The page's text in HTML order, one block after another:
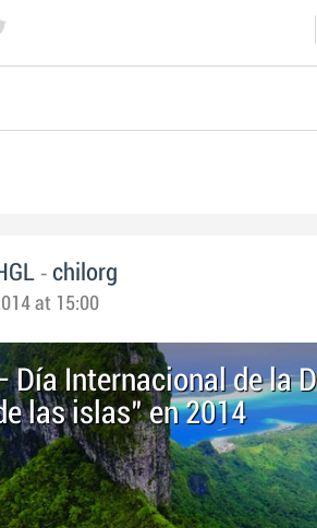
- chilorg
at 15:00
Día Internacional de la
las islas" en 2014